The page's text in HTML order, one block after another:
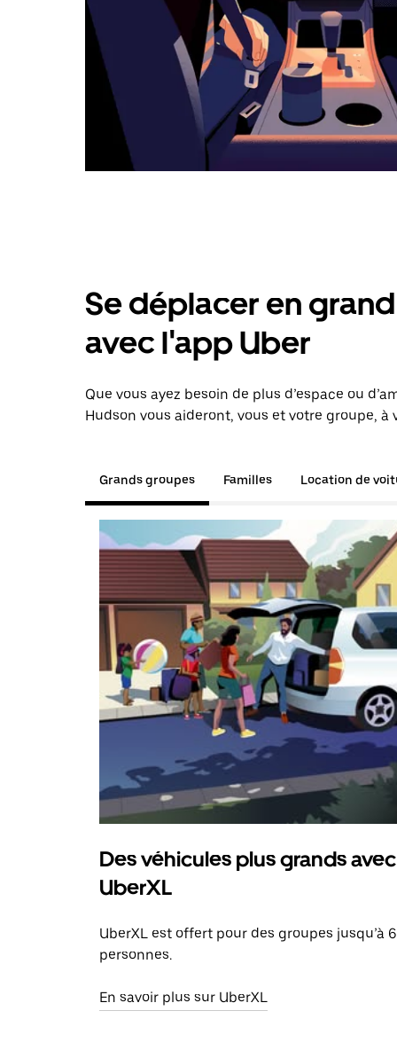
Se déplacer en
avec l'app Uber
Que vous ayez besoin de plus d’espace ou
Hudson vous aideront, vous et votre groupe, à
Grands groupes Familles Location de
Des véhicules plus grands avec
UberXL
UberXL est offert pour des groupes jusqu’à 6
personnes.
En savoir plus sur UberXL